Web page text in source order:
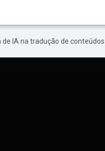
de IA na tradução de